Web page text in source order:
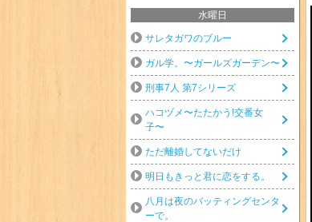
水曜日
サレタガワのブルー
ガル学。〜ガールズガーデン〜
刑事7人 第7シリーズ
ハコヅメ〜たたかう!交番女
子〜
ただ離婚してないだけ
明日もきっと君に恋をする。
八月は夜のバッティングセンタ
ーで。